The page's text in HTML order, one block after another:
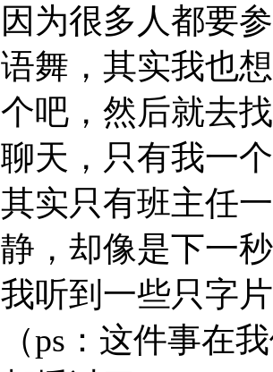
因为很多人都要
语舞，其实我也
个吧，然后就去
聊天，只有我一
其实只有班主任
静，却像是下一
我听到一些只字
（ps：这件事在